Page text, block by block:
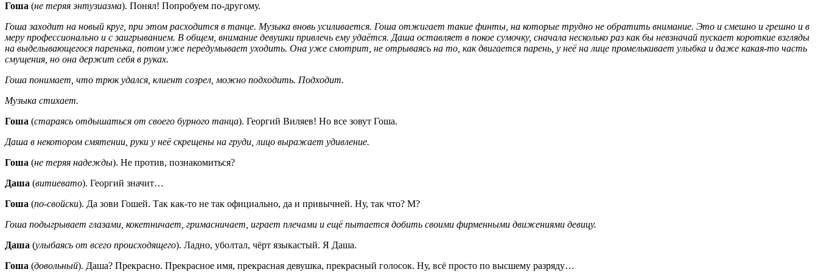
Гоша (не теряя энтузиазма). Понял! Попробуем по-другому.
Гоша заходит на новый круг, при этом расходится в танце. Музыка вновь усиливается. Гоша отжигает такие финты, на которые трудно не обратить внимание. Это и смешно и грешно и в
меру профессионально и с заигрыванием. В общем, внимание девушки привлечь ему удаётся. Даша оставляет в покое сумочку, сначала несколько раз как бы невзначай пускает короткие взгляды
на выделывающегося паренька, потом уже передумывает уходить. Она уже смотрит, не отрываясь на то, как двигается парень, у неё на лице промелькивает улыбка и даже какая-то часть
смущения, но она держит себя в руках.
Гоша понимает, что трюк удался, клиент созрел, можно подходить. Подходит.
Музыка стихает.
Гоша (стараясь отдышаться от своего бурного танца). Георгий Виляев! Но все зовут Гоша.
Даша в некотором смятении, руки у неё скрещены на груди, лицо выражает удивление.
Гоша (не теряя надежды). Не против, познакомиться?
Даша (витиевато). Георгий значит…
Гоша (по-свойски). Да зови Гошей. Так как-то не так официально, да и привычней. Ну, так что? М?
Гоша подыгрывает глазами, кокетничает, гримасничает, играет плечами и ещё пытается добить своими фирменными движениями девицу.
Даша (улыбаясь от всего происходящего). Ладно, уболтал, чёрт языкастый. Я Даша.
Гоша (довольный). Даша? Прекрасно. Прекрасное имя, прекрасная девушка, прекрасный голосок. Ну, всё просто по высшему разряду…